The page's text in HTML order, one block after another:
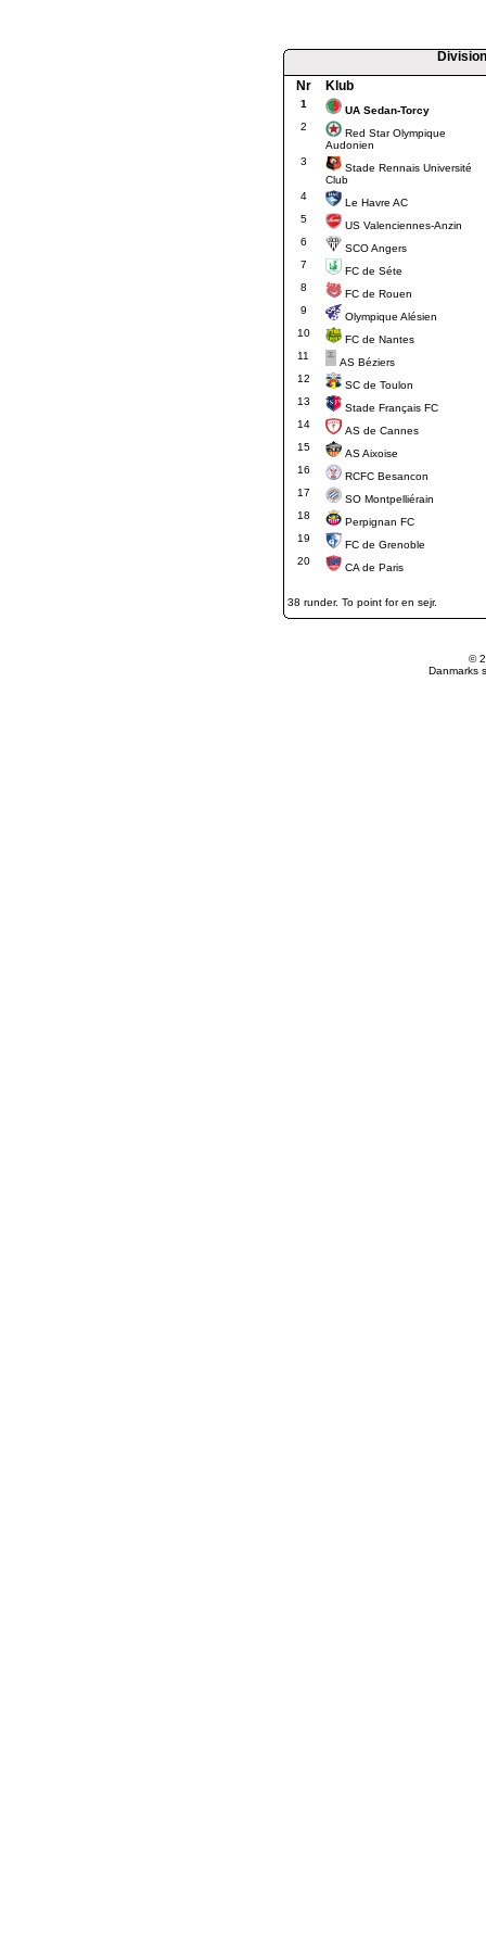
Nr
Klub
1
UA Sedan-Torcy
2
Red Star Olympique
Audonien
3
Stade Rennais Université
Club
4
Le Havre AC
5
US Valenciennes-Anzin
6
SCO Angers
7
FC de Séte
8
FC de Rouen
9
Olympique Alésien
10
FC de Nantes
11
AS Béziers
12
SC de Toulon
13
Stade Français FC
14
AS de Cannes
15
AS Aixoise
16
RCFC Besancon
17
SO Montpelliérain
18
Perpignan FC
19
FC de Grenoble
20
CA de Paris
38 runder. To point for en sejr.
©
Danmarks